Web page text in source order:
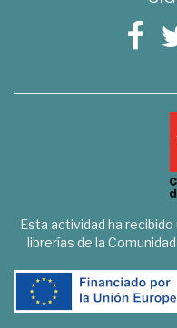
Esta actividad ha recibido
librerías de la